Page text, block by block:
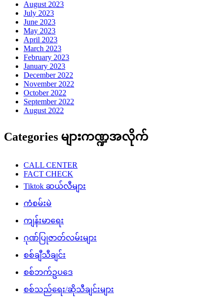
August 2023
July 2023
June 2023
May 2023
April 2023
March 2023
February 2023
January 2023
December 2022
November 2022
October 2022
September 2022
August 2022
Categories များကဏ္ဍအလိုက်
CALL CENTER
FACT CHECK
Tiktok ဆယ်လီများ
ကံစမ်းမဲ
ကျန်းမာရေး
ဂုဏ်ပြုဇာတ်လမ်းများ
စစ်ချီသီချင်း
စစ်ဘက်ဥပဒေ
စစ်သည်ရေး/ဆိုသီချင်းများ